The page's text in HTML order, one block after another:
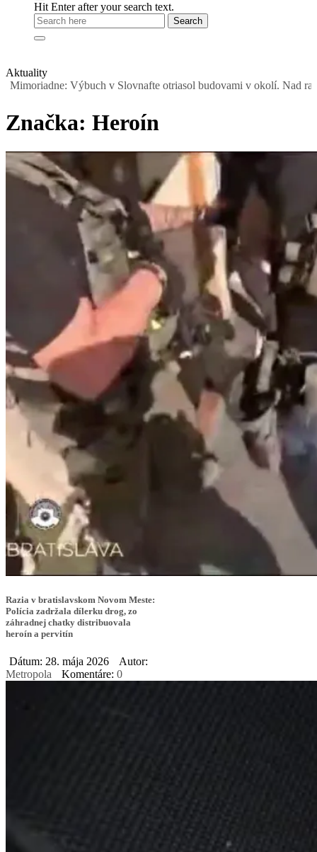
Hit Enter after your search text.
Aktuality
Výbuch v Slovnafte otriasol budovami v okolí. Nad rafinériou
Značka: Heroín
Razia v bratislavskom Novom Meste:
Polícia zadržala dílerku drog, zo
záhradnej chatky distribuovala
heroín a pervitín
Dátum: 28. mája 2026
Autor:
Metropola
Komentáre: 0